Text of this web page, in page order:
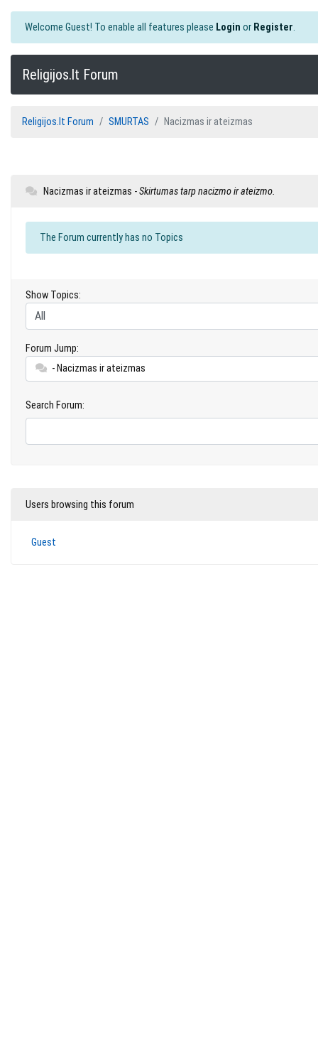
Welcome Guest! To enable all features please Login or Register.
Religijos.lt Forum
Religijos.lt Forum SMURTAS Nacizmas ir ateizmas
Nacizmas ir ateizmas -Skirtumas tarp nacizmo ir ateizmo.
The Forum currently has no Topics
Show Topics:
Forum Jump:
- Nacizmas ir ateizmas
Search Forum:
Users browsing this forum
Guest